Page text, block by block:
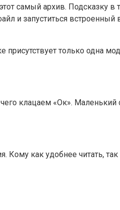
самый архив. Подсказку
и запуститься
только одна
клацаем «Ок». Маленький
как удобнее читать,